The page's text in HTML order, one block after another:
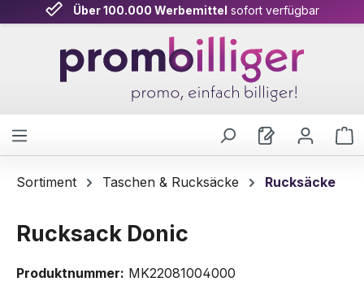
Zum Hauptinhalt springen
Über 100.000 Werbemittel sofort verfügbar
Sortiment Taschen & Rucksäcke Rucksäcke
Rucksack Donic
Produktnummer: MK22081004000